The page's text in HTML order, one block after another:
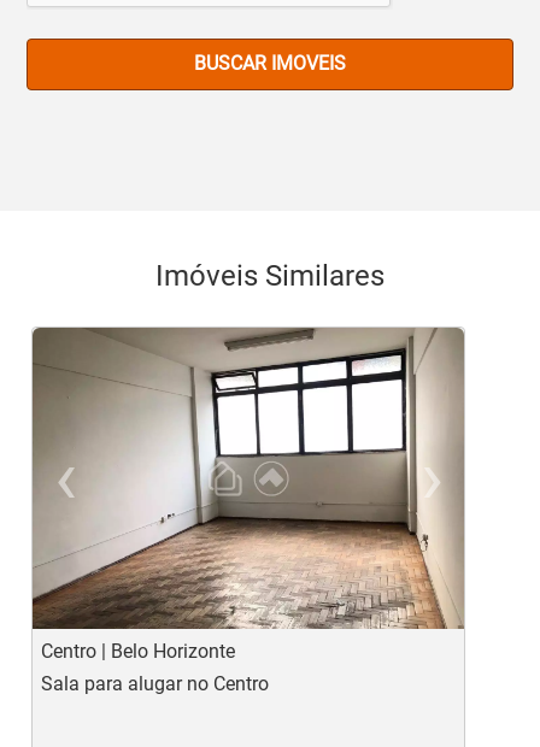
BUSCAR IMOVEIS
Imóveis Similares
‹
Previous
›
Centro | Belo Horizonte
Sala para alugar no Centro